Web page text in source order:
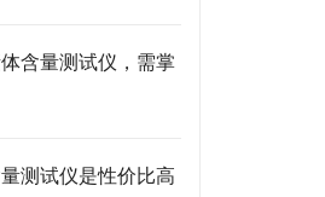
含量测试仪，需掌
测试仪是性价比高